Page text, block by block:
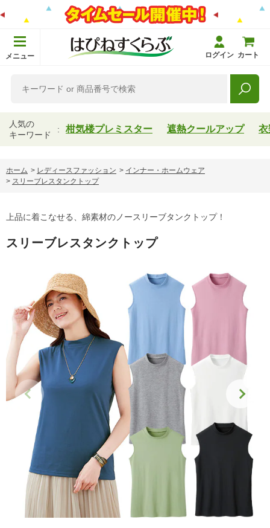
メニュー ログイン カート
人気の
キーワード
柑気楼プレミスター 遮熱クールアップ 衣
ホーム > レディースファッション > インナー・ホームウェア
> スリーブレスタンクトップ
上品に着こなせる、綿素材のノースリーブタンクトップ！
スリーブレスタンクトップ